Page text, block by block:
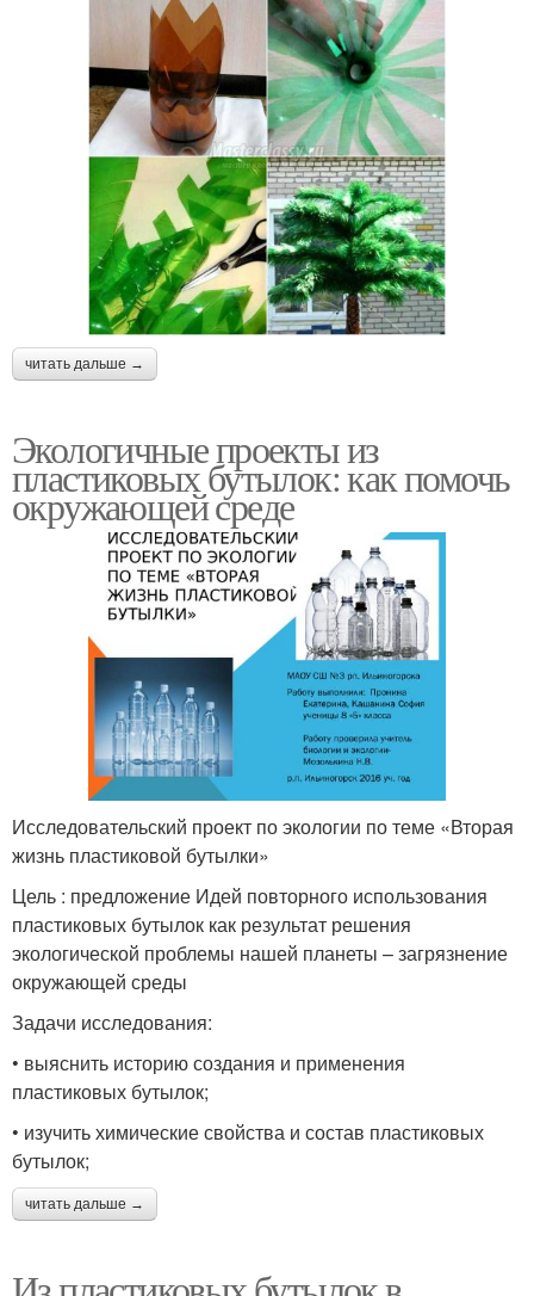
читать дальше →
Экологичные проекты из
пластиковых бутылок: как помочь
окружающей среде
Исследовательский проект по экологии по теме «Вторая
жизнь пластиковой бутылки»
Цель : предложение Идей повторного использования
пластиковых бутылок как результат решения
экологической проблемы нашей планеты – загрязнение
окружающей среды
Задачи исследования:
• выяснить историю создания и применения
пластиковых бутылок;
• изучить химические свойства и состав пластиковых
бутылок;
читать дальше →